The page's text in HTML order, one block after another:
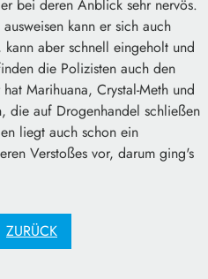
bei deren Anblick sehr nervös.
kann er sich auch
aber schnell eingeholt und
die Polizisten auch den
Marihuana, Crystal-Meth und
die auf Drogenhandel schließen
liegt auch schon ein
Verstoßes vor, darum ging's
ZURÜCK